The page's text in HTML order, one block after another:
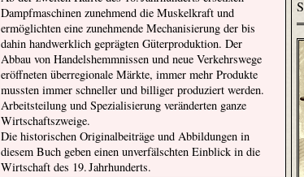
Dampfmaschinen zunehmend die Muskelkraft und
ermöglichten eine zunehmende Mechanisierung der bis
dahin handwerklich geprägten Güterproduktion. Der
Abbau von Handelshemmnissen und neue Verkehrswege
eröffneten überregionale Märkte, immer mehr Produkte
mussten immer schneller und billiger produziert werden.
Arbeitsteilung und Spezialisierung veränderten ganze
Wirtschaftszweige.
Die historischen Originalbeiträge und Abbildungen in
diesem Buch geben einen unverfälschten Einblick in die
Wirtschaft des 19. Jahrhunderts.